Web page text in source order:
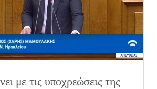
με τις υποχρεώσεις της